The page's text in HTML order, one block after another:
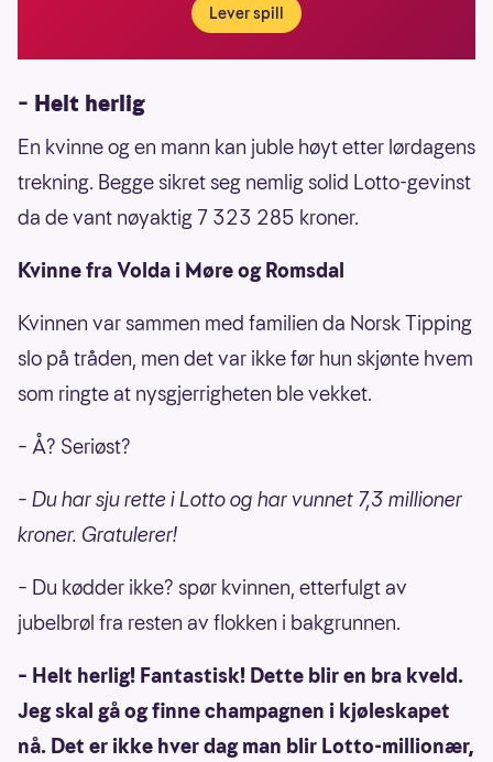
Lever spill
– Helt herlig
En kvinne og en mann kan juble høyt etter lørdagens
trekning. Begge sikret seg nemlig solid Lotto-gevinst
da de vant nøyaktig 7 323 285 kroner.
Kvinne fra Volda i Møre og Romsdal
Kvinnen var sammen med familien da Norsk Tipping
slo på tråden, men det var ikke før hun skjønte hvem
som ringte at nysgjerrigheten ble vekket.
– Å? Seriøst?
– Du har sju rette i Lotto og har vunnet 7,3 millioner
kroner. Gratulerer!
– Du kødder ikke? spør kvinnen, etterfulgt av
jubelbrøl fra resten av flokken i bakgrunnen.
– Helt herlig! Fantastisk! Dette blir en bra kveld.
Jeg skal gå og finne champagnen i kjøleskapet
nå. Det er ikke hver dag man blir Lotto-millionær,